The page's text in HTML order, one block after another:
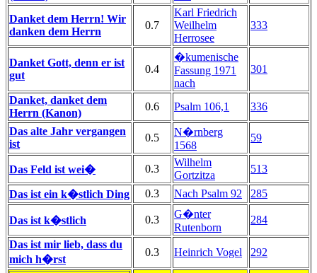
Danket dem Herrn! Wir
danken dem Herrn
0.7
Karl Friedrich
Weilhelm
Herrosee
333
Danket Gott, denn er ist
gut
0.4
�kumenische
Fassung 1971
nach
301
Danket, danket dem
Herrn (Kanon)
0.6 Psalm 106,1 336
Das alte Jahr vergangen
ist
0.5
N�rnberg
1568
59
Das Feld ist wei� 0.3
Wilhelm
Gortzitza
513
Das ist ein k�stlich Ding 0.3 Nach Psalm 92 285
Das ist k�stlich 0.3
G�nter
Rutenborn
284
Das ist mir lieb, dass du
mich h�rst
0.3 Heinrich Vogel 292